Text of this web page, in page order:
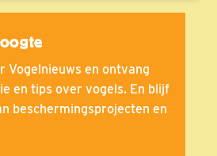
Vogelnieuws en ontvang
en tips over vogels. En blijf
beschermingsprojecten en